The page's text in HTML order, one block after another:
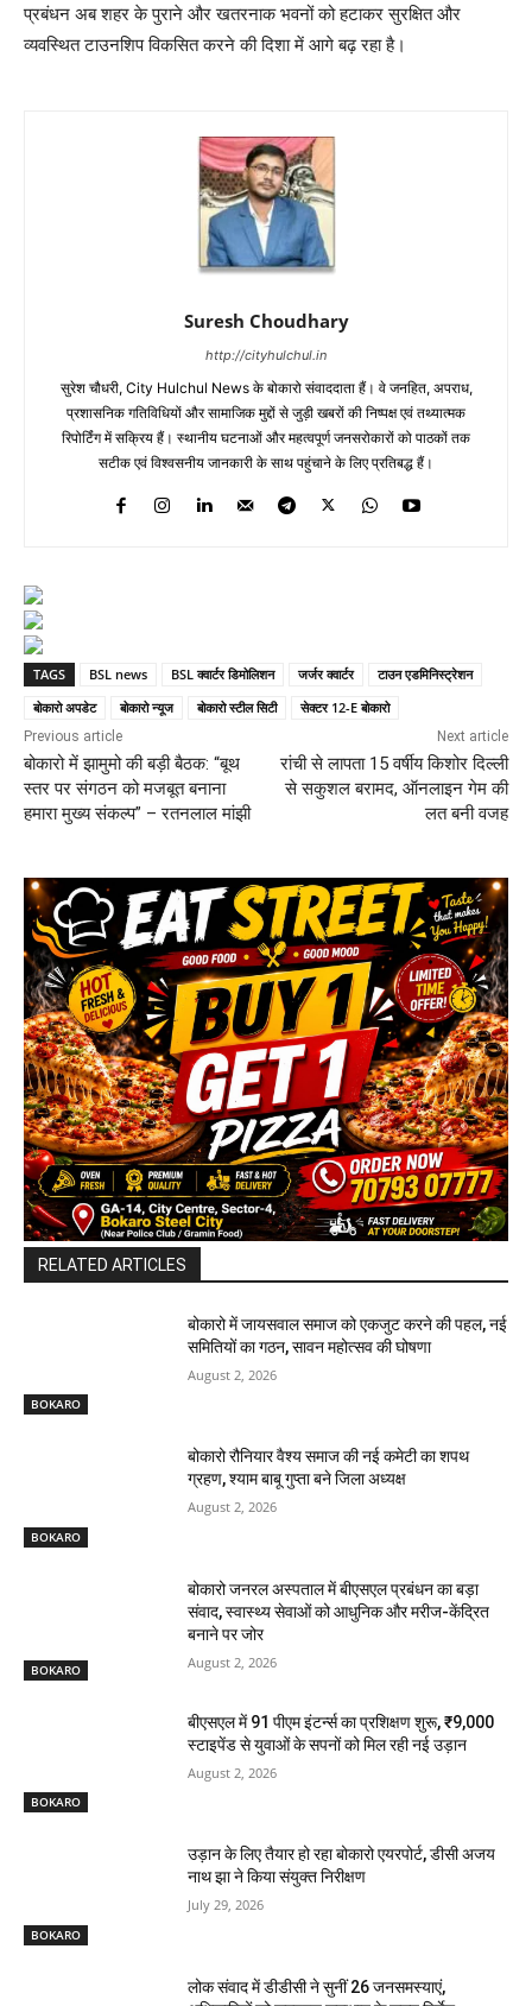
प्रबंधन अब शहर के पुराने और खतरनाक भवनों को हटाकर सुरक्षित और
व्यवस्थित टाउनशिप विकसित करने की दिशा में आगे बढ़ रहा है।
Suresh Choudhary
http://cityhulchul.in
सुरेश चौधरी, City Hulchul News के बोकारो संवाददाता हैं। वे जनहित, अपराध,
प्रशासनिक गतिविधियों और सामाजिक मुद्दों से जुड़ी खबरों की निष्पक्ष एवं तथ्यात्मक
रिपोर्टिंग में सक्रिय हैं। स्थानीय घटनाओं और महत्वपूर्ण जनसरोकारों को पाठकों तक
सटीक एवं विश्वसनीय जानकारी के साथ पहुंचाने के लिए प्रतिबद्ध हैं।
TAGS BSL news BSL क्वार्टर डिमोलिशन जर्जर क्वार्टर
टाउन एडमिनिस्ट्रेशन
बोकारो अपडेट
बोकारो न्यूज बोकारो स्टील सिटी सेक्टर 12-E बोकारो
Previous article
बोकारो में झामुमो की बड़ी बैठक: “बूथ
स्तर पर संगठन को मजबूत बनाना
हमारा मुख्य संकल्प” – रतनलाल मांझी
Next article
रांची से लापता 15 वर्षीय किशोर दिल्ली
से सकुशल बरामद, ऑनलाइन गेम की
लत बनी वजह
RELATED ARTICLES
BOKARO
बोकारो में जायसवाल समाज को एकजुट करने की पहल, नई
समितियों का गठन, सावन महोत्सव की घोषणा
August 2, 2026
BOKARO
बोकारो रौनियार वैश्य समाज की नई कमेटी का शपथ
ग्रहण, श्याम बाबू गुप्ता बने जिला अध्यक्ष
August 2, 2026
BOKARO
बोकारो जनरल अस्पताल में बीएसएल प्रबंधन का बड़ा
संवाद, स्वास्थ्य सेवाओं को आधुनिक और मरीज-केंद्रित
बनाने पर जोर
August 2, 2026
BOKARO
बीएसएल में 91 पीएम इंटर्न्स का प्रशिक्षण शुरू, ₹9,000
स्टाइपेंड से युवाओं के सपनों को मिल रही नई उड़ान
August 2, 2026
BOKARO
उड़ान के लिए तैयार हो रहा बोकारो एयरपोर्ट, डीसी अजय
नाथ झा ने किया संयुक्त निरीक्षण
July 29, 2026
लोक संवाद में डीडीसी ने सुनीं 26 जनसमस्याएं,